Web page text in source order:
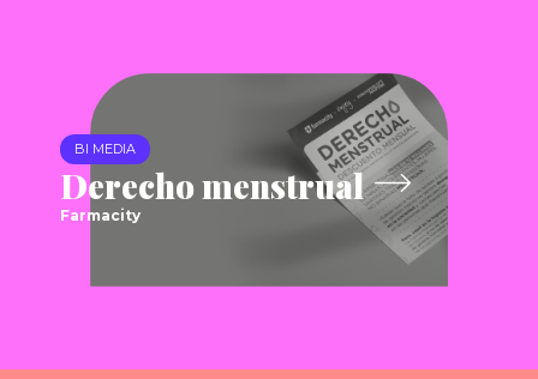
BI MEDIA
Derecho menstrual
Farmacity